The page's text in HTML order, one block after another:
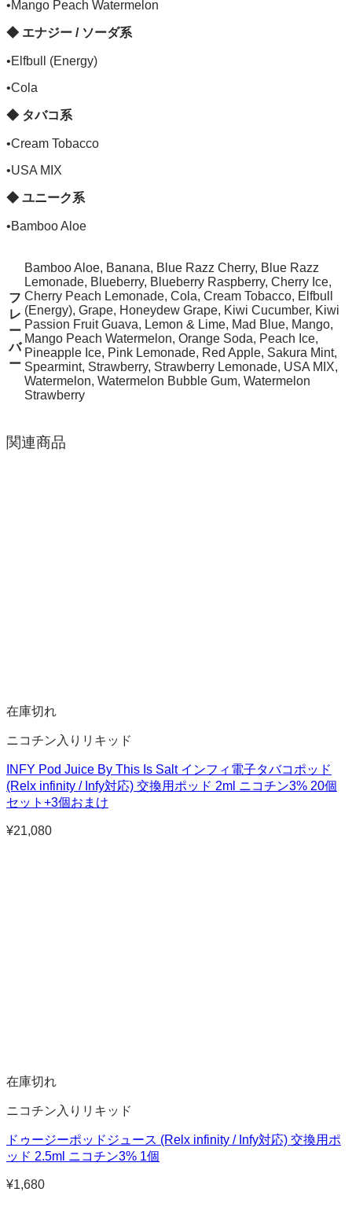
•Mango Peach Watermelon
◆ エナジー / ソーダ系
•Elfbull (Energy)
•Cola
◆ タバコ系
•Cream Tobacco
•USA MIX
◆ ユニーク系
•Bamboo Aloe
フ
レ
ー
バ
ー
Bamboo Aloe, Banana, Blue Razz Cherry, Blue Razz
Lemonade, Blueberry, Blueberry Raspberry, Cherry Ice,
Cherry Peach Lemonade, Cola, Cream Tobacco, Elfbull
(Energy), Grape, Honeydew Grape, Kiwi Cucumber, Kiwi
Passion Fruit Guava, Lemon & Lime, Mad Blue, Mango,
Mango Peach Watermelon, Orange Soda, Peach Ice,
Pineapple Ice, Pink Lemonade, Red Apple, Sakura Mint,
Spearmint, Strawberry, Strawberry Lemonade, USA MIX,
Watermelon, Watermelon Bubble Gum, Watermelon
Strawberry
関連商品
在庫切れ
ニコチン入りリキッド
INFY Pod Juice By This Is Salt インフィ電子タバコポッド
(Relx infinity / Infy対応) 交換用ポッド 2ml ニコチン3% 20個
セット+3個おまけ
¥21,080
在庫切れ
ニコチン入りリキッド
ドゥージーポッドジュース (Relx infinity / Infy対応) 交換用ポ
ッド 2.5ml ニコチン3% 1個
¥1,680